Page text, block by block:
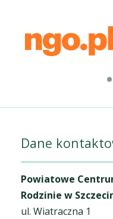
Dane
Powiatowe
Rodzinie w
ul. Wiatraczna 1